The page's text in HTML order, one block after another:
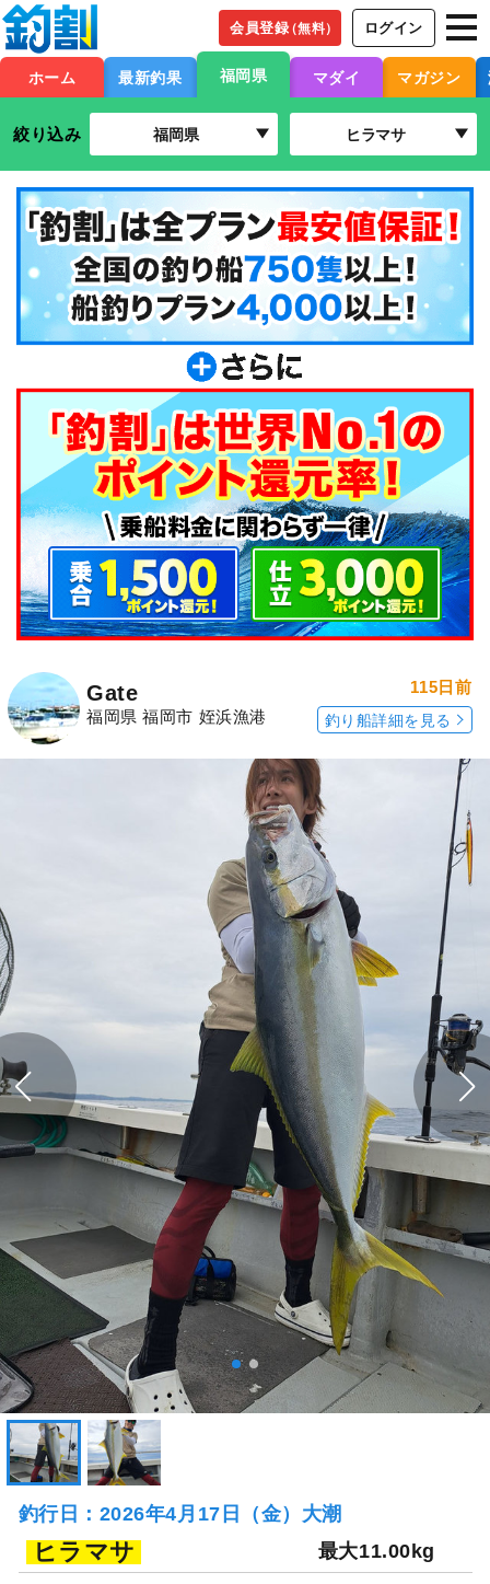
会員登録（無料） ログイン
ホーム 最新釣果 福岡県 マダイ マガジン
絞り込み 福岡県 ヒラマサ
Gate
福岡県 福岡市 姪浜漁港
115日前
釣り船詳細を見る
釣行日：2026年4月17日（金）大潮
ヒラマサ 最大11.00kg